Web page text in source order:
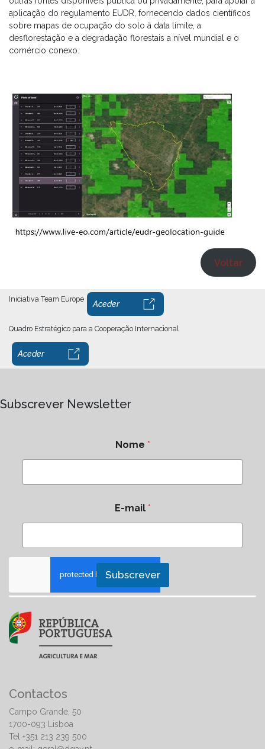
aplicação do regulamento EUDR, fornecendo dados científicos
sobre mapas de ocupação do solo à data limite, a
desflorestação e a degradação florestais a nível mundial e o
comércio conexo.​
Voltar
Iniciativa Team Europe Aceder
Quadro Estratégico para a Cooperação Internacional
Aceder
Subscrever Newsletter
Nome *
E-mail *
Subscrever
Contactos
Campo Grande, 50
1700-093 Lisboa
Tel +351 213 239 500